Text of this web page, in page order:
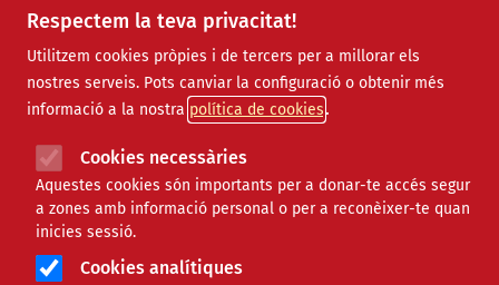
Respectem la teva privacitat!
Utilitzem cookies pròpies i de tercers per a millorar els
nostres serveis. Pots canviar la configuració o obtenir més
informació a la nostra política de cookies
Cookies necessàries
Aquestes cookies són importants per a donar-te accés segur
a zones amb informació personal o per a reconèixer-te quan
inicies sessió.
Cookies analítiques
Recursos
Tots | Econòmic | Jurídic | Projectes | Tecnològic |
Formació | Finançament | Biblioteca |
Ofertes de feina
Webinars
Àmbit